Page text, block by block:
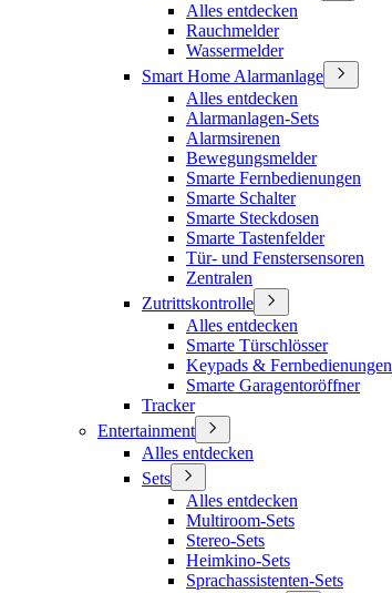
Alles entdecken
Rauchmelder
Wassermelder
Smart Home Alarmanlage
Alles entdecken
Alarmanlagen-Sets
Alarmsirenen
Bewegungsmelder
Smarte Fernbedienungen
Smarte Schalter
Smarte Steckdosen
Smarte Tastenfelder
Tür- und Fenstersensoren
Zentralen
Zutrittskontrolle
Alles entdecken
Smarte Türschlösser
Keypads & Fernbedienungen
Smarte Garagentoröffner
Tracker
Entertainment
Alles entdecken
Sets
Alles entdecken
Multiroom-Sets
Stereo-Sets
Heimkino-Sets
Sprachassistenten-Sets